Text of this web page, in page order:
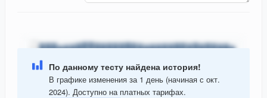
По данному тесту найдена история!
В графике изменения за 1 день (начиная с окт.
2024). Доступно на платных тарифах.